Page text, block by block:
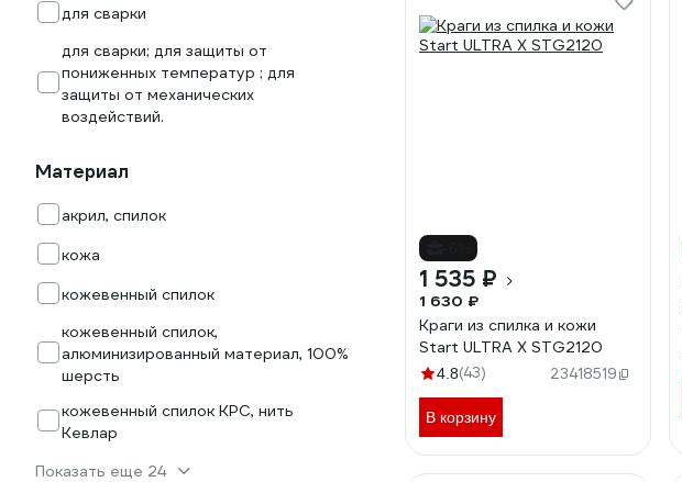
для сварки
для сварки; для защиты от
пониженных температур ; для
защиты от механических
воздействий.
Материал
акрил, спилок
кожа
кожевенный спилок
кожевенный спилок,
алюминизированный материал, 100%
шерсть
кожевенный спилок КРС, нить
Кевлар
Показать еще 24
1 535 ₽
1 630 ₽
Краги из спилка и кожи
Start ULTRA X STG2120
4.8(43) 23418519
В корзину